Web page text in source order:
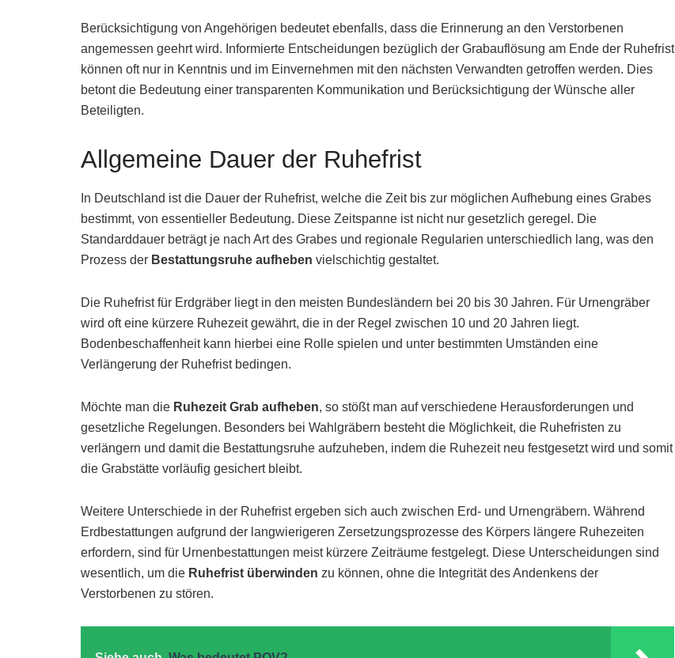
Berücksichtigung von Angehörigen bedeutet ebenfalls, dass die Erinnerung an den Verstorbenen
angemessen geehrt wird. Informierte Entscheidungen bezüglich der Grabauflösung am Ende der Ruhefrist
können oft nur in Kenntnis und im Einvernehmen mit den nächsten Verwandten getroffen werden. Dies
betont die Bedeutung einer transparenten Kommunikation und Berücksichtigung der Wünsche aller
Beteiligten.
Allgemeine Dauer der Ruhefrist
In Deutschland ist die Dauer der Ruhefrist, welche die Zeit bis zur möglichen Aufhebung eines Grabes
bestimmt, von essentieller Bedeutung. Diese Zeitspanne ist nicht nur gesetzlich geregel. Die
Standarddauer beträgt je nach Art des Grabes und regionale Regularien unterschiedlich lang, was den
Prozess der Bestattungsruhe aufheben vielschichtig gestaltet.
Die Ruhefrist für Erdgräber liegt in den meisten Bundesländern bei 20 bis 30 Jahren. Für Urnengräber
wird oft eine kürzere Ruhezeit gewährt, die in der Regel zwischen 10 und 20 Jahren liegt.
Bodenbeschaffenheit kann hierbei eine Rolle spielen und unter bestimmten Umständen eine
Verlängerung der Ruhefrist bedingen.
Möchte man die Ruhezeit Grab aufheben, so stößt man auf verschiedene Herausforderungen und
gesetzliche Regelungen. Besonders bei Wahlgräbern besteht die Möglichkeit, die Ruhefristen zu
verlängern und damit die Bestattungsruhe aufzuheben, indem die Ruhezeit neu festgesetzt wird und somit
die Grabstätte vorläufig gesichert bleibt.
Weitere Unterschiede in der Ruhefrist ergeben sich auch zwischen Erd- und Urnengräbern. Während
Erdbestattungen aufgrund der langwierigeren Zersetzungsprozesse des Körpers längere Ruhezeiten
erfordern, sind für Urnenbestattungen meist kürzere Zeiträume festgelegt. Diese Unterscheidungen sind
wesentlich, um die Ruhefrist überwinden zu können, ohne die Integrität des Andenkens der
Verstorbenen zu stören.